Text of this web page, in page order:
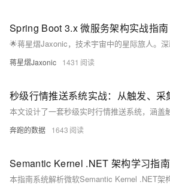
Spring Boot 3.x 微服务架构实战指南
蒋星熠Jaxonic 1431
奔跑的数据 1643
Semantic Kernel .NET 架构学习指南